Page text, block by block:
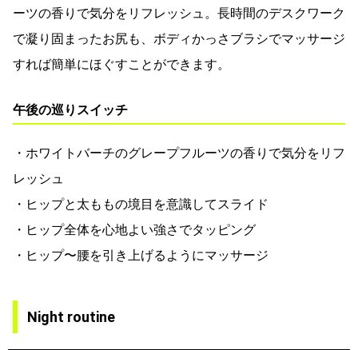
ーツの香りで気分をリフレッシュ。長時間のデスクワーク
で凝り固まったお尻も、ボディかっさブラシでマッサージ
すれば簡単にほぐすことができます。
午後の巡りスイッチ
・ホワイトバーチのグレープフルーツの香りで気分をリフ
レッシュ
・ヒップと太ももの境目を意識してスライド
・ヒップ全体を心地よい強さでタッピング
・ヒップ〜腰を引き上げるようにマッサージ
Night routine